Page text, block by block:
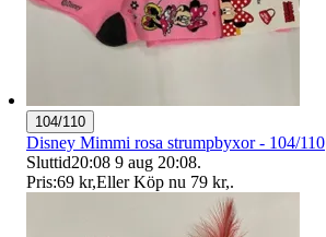
104/110
Disney Mimmi rosa strumpbyxor - 104/110
Sluttid20:08 9 aug 20:08.
Pris:69 kr,Eller Köp nu 79 kr,.